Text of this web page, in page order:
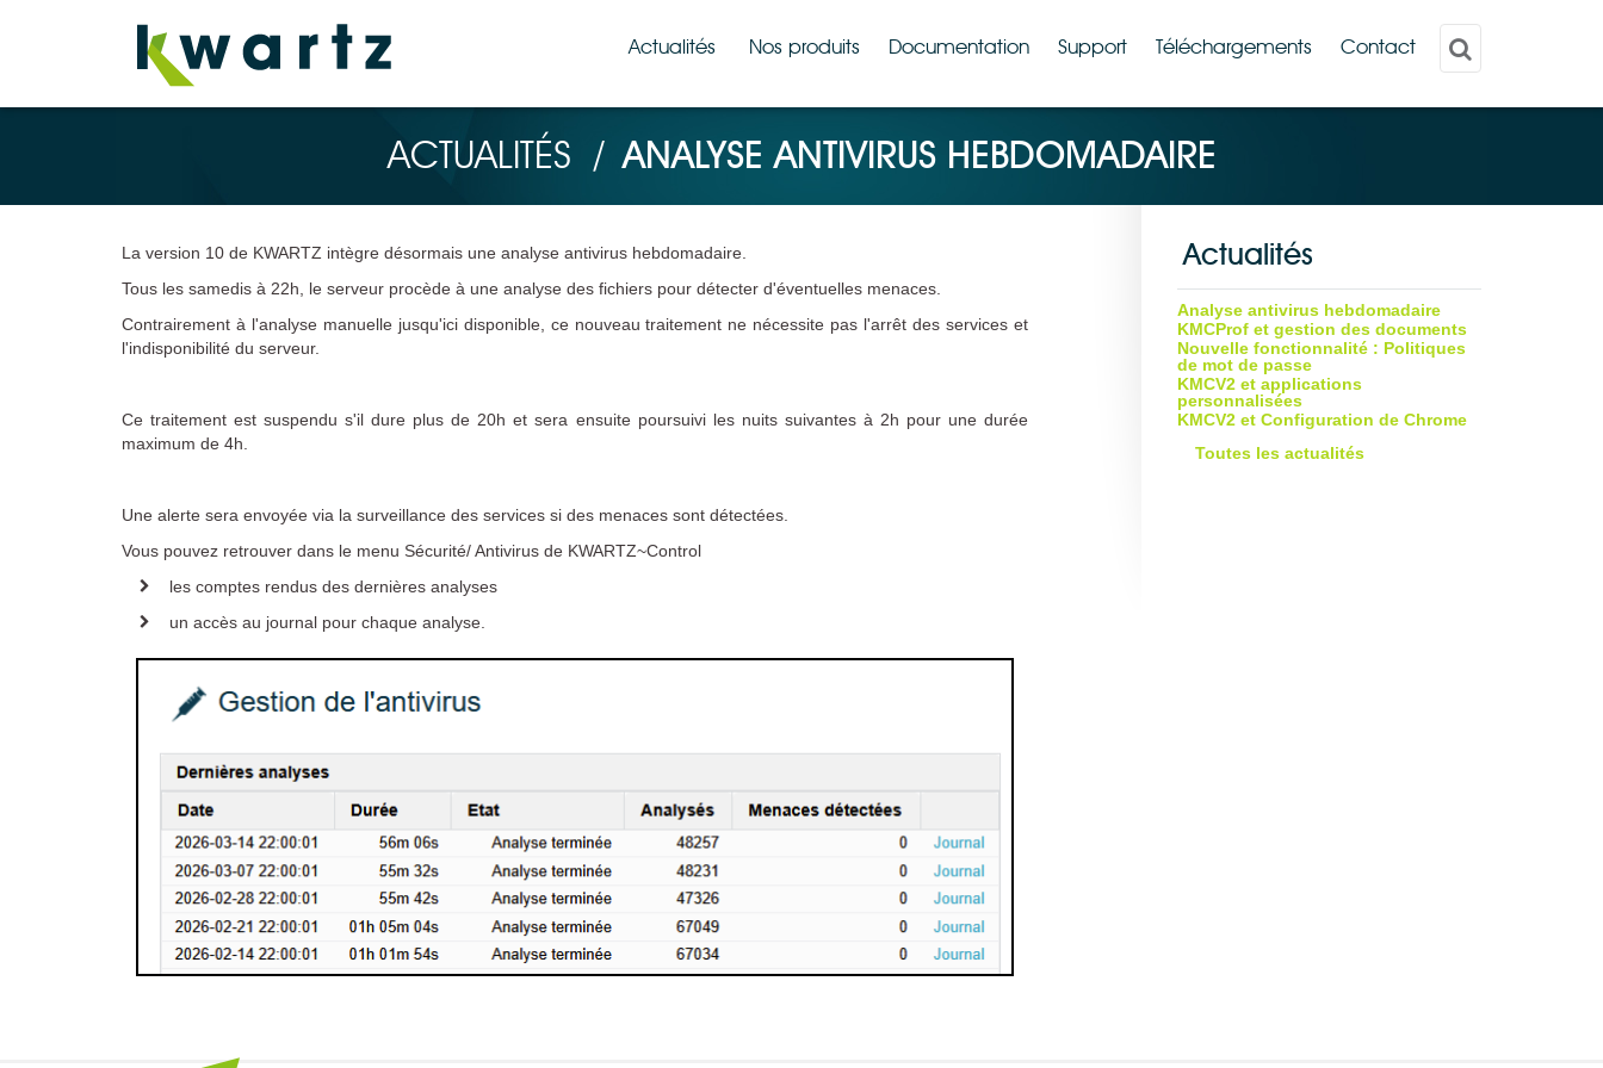
Actualités Nos produits Documentation Support Téléchargements Contact
ACTUALITÉS / ANALYSE ANTIVIRUS HEBDOMADAIRE
La version 10 de KWARTZ intègre désormais une analyse antivirus hebdomadaire.
Tous les samedis à 22h, le serveur procède à une analyse des fichiers pour détecter d'éventuelles menaces.
Contrairement à l'analyse manuelle jusqu'ici disponible, ce nouveau traitement ne nécessite pas l'arrêt des services et
l'indisponibilité du serveur.
Ce traitement est suspendu s'il dure plus de 20h et sera ensuite poursuivi les nuits suivantes à 2h pour une durée
maximum de 4h.
Une alerte sera envoyée via la surveillance des services si des menaces sont détectées.
Vous pouvez retrouver dans le menu Sécurité/ Antivirus de KWARTZ~Control
les comptes rendus des dernières analyses
un accès au journal pour chaque analyse.
Actualités
Analyse antivirus hebdomadaire
KMCProf et gestion des documents
Nouvelle fonctionnalité : Politiques
de mot de passe
KMCV2 et applications
personnalisées
KMCV2 et Configuration de Chrome
Toutes les actualités